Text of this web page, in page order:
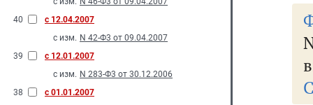
40
с 12.04.2007
с изм. N 42-Ф3 от 09.04.2007
39
с 12.01.2007
с изм. N 283-Ф3 от 30.12.2006
38
с 01.01.2007